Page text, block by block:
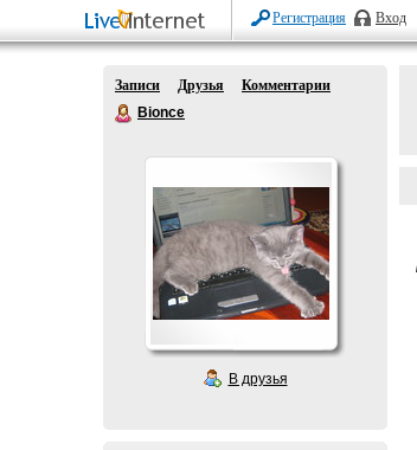
Регистрация Вход
Записи Друзья
Комментарии
Bionce
В друзья